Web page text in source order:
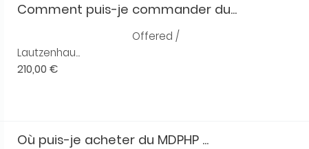
Comment puis-je commander du...
Lautzenhau...
210,00 €
Offered /
Où puis-je acheter du MDPHP ...